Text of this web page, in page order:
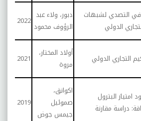
التصدي لشبهات
الدولي
دبور، ولاء عبد
الرؤوف محمود 2022
التجاري الدولي
أولاد المختار،
مروة
2021
امتياز البترول
دراسة مقارنة
اكوانق،
صموئيل
جيمس جوض
2019